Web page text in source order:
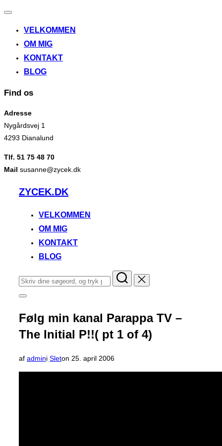
Slå
til/fra
VELKOMMEN
OM MIG
KONTAKT
BLOG
Find os
Adresse
Nygårdsvej 1
4293 Dianalund
Tlf. 51 75 48 70
Mail susanne@zycek.dk
VidereZYCEK.DK
VELKOMMEN
OM MIG
KONTAKT
BLOG
Søg
efter:
Slå
i
sidekolonne
til/fra
Følg min kanal Parappa TV –
The Initial P!!( pt 1 of 4)
af admini Sleton Udgivet
d.
25. april 2006